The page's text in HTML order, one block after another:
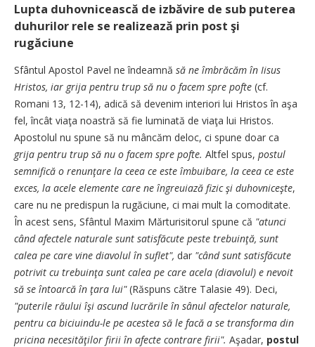
Lupta duhovnicească de izbăvire de sub puterea
duhurilor rele se realizează prin post şi
rugăciune
Sfântul Apostol Pavel ne îndeamnă să ne îmbrăcăm în Iisus
Hristos, iar grija pentru trup să nu o facem spre pofte (cf.
Romani 13, 12-14), adică să devenim interiori lui Hristos în aşa
fel, încât viaţa noastră să fie luminată de viaţa lui Hristos.
Apostolul nu spune să nu mâncăm deloc, ci spune doar ca
grija pentru trup să nu o facem spre pofte. Altfel spus, postul
semnifică o renunţare la ceea ce este îmbuibare, la ceea ce este
exces, la acele elemente care ne îngreuiază fizic şi duhovniceşte,
care nu ne predispun la rugăciune, ci mai mult la comoditate.
În acest sens, Sfântul Maxim Mărturisitorul spune că "atunci
când afectele naturale sunt satisfăcute peste trebuinţă, sunt
calea pe care vine diavolul în suflet", dar "când sunt satisfăcute
potrivit cu trebuinţa sunt calea pe care acela (diavolul) e nevoit
să se întoarcă în ţara lui"(Răspuns către Talasie 49). Deci,
"puterile răului îşi ascund lucrările în sânul afectelor naturale,
pentru ca biciuindu-le pe acestea să le facă a se transforma din
pricina necesităţilor firii în afecte contrare firii". Aşadar, postul